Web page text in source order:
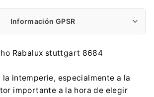
Información GPSR
Fabricante:
Rabalux Sp. z o.o.
infopl@rabalux.com
0048 32 254 61 34
Rabalux stuttgart 8684
la intemperie, especialmente a la
importante a la hora de elegir